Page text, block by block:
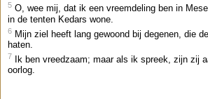
5 O, wee mij, dat ik een vreemdeling ben in
in de tenten Kedars wone.
6 Mijn ziel heeft lang gewoond bij degenen, die
haten.
7
Ik ben vreedzaam; maar als ik spreek, zijn zij
oorlog.